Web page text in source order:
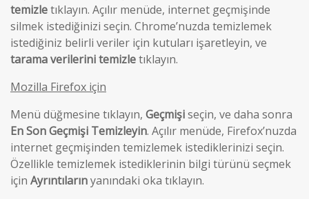
temizletıklayın. Açılır menüde, internet geçmişinde
silmek istediğinizi seçin. Chrome’nuzda temizlemek
istediğiniz belirli veriler için kutuları işaretleyin, ve
tarama verilerini temizletıklayın.
Mozilla Firefox için
Menü düğmesine tıklayın, Geçmişiseçin, ve daha sonra
En Son Geçmişi Temizleyin. Açılır menüde, Firefox’nuzda
internet geçmişinden temizlemek istediklerinizi seçin.
Özellikle temizlemek istediklerinin bilgi türünü seçmek
için Ayrıntılarınyanındaki oka tıklayın.